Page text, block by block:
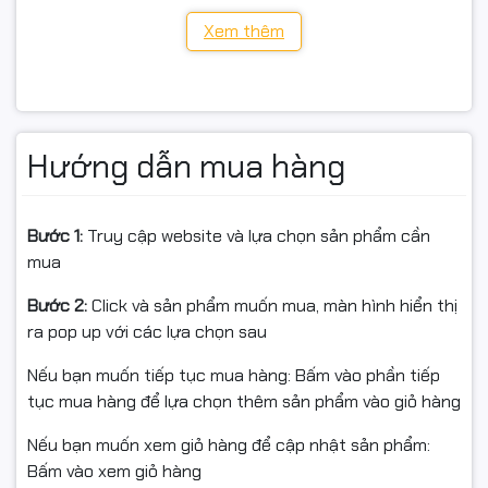
RAM: 2 x DDR4 DIMM, max 64GB, bus 3200MHz
Lưu trữ: 1 x M.2 NVMe Gen3, 4 x SATA 6Gb/s
Xuất hình: 1 x HDMI, 1 x D-Sub
Âm thanh: Realtek Audio 7.1
📦 Cam kết từ Shop
✅ Hàng chính hãng Gigabyte – Nguyên seal
✅ Xuất hóa đơn VAT đầy đủ
Xem thêm
Hướng dẫn mua hàng
Bước 1: Truy cập website và lựa chọn sản phẩm cần
mua
Bước 2:Click và sản phẩm muốn mua, màn hình hiển thị
ra pop up với các lựa chọn sau
Nếu bạn muốn tiếp tục mua hàng: Bấm vào phần tiếp
tục mua hàng để lựa chọn thêm sản phẩm vào giỏ hàng
Nếu bạn muốn xem giỏ hàng để cập nhật sản phẩm:
Bấm vào xem giỏ hàng